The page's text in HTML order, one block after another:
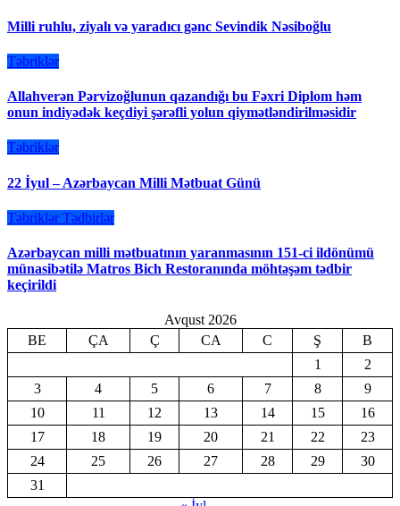
Milli ruhlu, ziyalı və yaradıcı gənc Sevindik Nəsiboğlu
Təbriklər
Allahverən Pərvizoğlunun qazandığı bu Fəxri Diplom həm
onun indiyədək keçdiyi şərəfli yolun qiymətləndirilməsidir
Təbriklər
22 İyul – Azərbaycan Milli Mətbuat Günü
Təbriklər Tədbirlər
Azərbaycan milli mətbuatının yaranmasının 151-ci ildönümü
münasibətilə Matros Bich Restoranında möhtəşəm tədbir
keçirildi
Avqust 2026
BE
ÇA Ç CA C Ş
B
1
2
3
4 5 6 7 8
9
10
11 12 13 14 15
16
17
18 19 20 21 22
23
24
25 26 27 28 29
30
31